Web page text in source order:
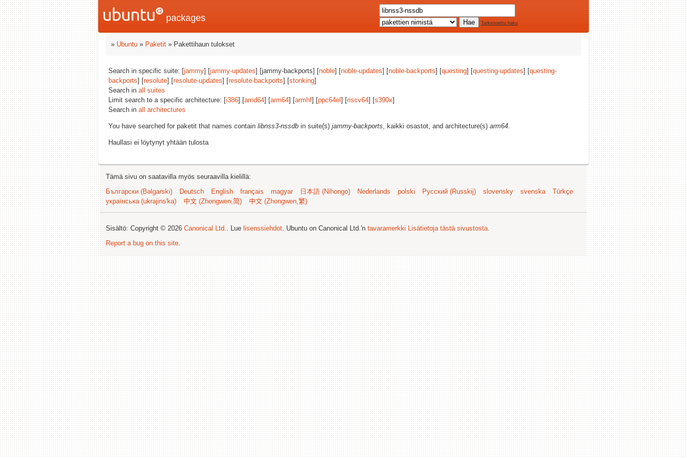
packages Tarkennettu haku
» Ubuntu » Paketit » Pakettihaun tulokset
Search in specific suite: [jammy] [jammy-updates] [jammy-backports] [noble] [noble-updates] [noble-backports] [questing] [questing-updates] [questing-
backports] [resolute] [resolute-updates] [resolute-backports] [stonking]
Search in all suites
Limit search to a specific architecture: [i386] [amd64] [arm64] [armhf] [ppc64el ] [riscv64] [s390x]
Search in all architectures
You have searched for paketit that names contain libnss3-nssdb in suite(s) jammy-backports, kaikki osastot, and architecture(s) arm64.
Haullasi ei löytynyt yhtään tulosta
Tämä sivu on saatavilla myös seuraavilla kielillä:
Български (Bəlgarski)
Deutsch English français magyar 日本語 (Nihongo) Nederlands polski Русский (Russkij) slovensky svenska
Türkçe
українська (ukrajins'ka)
中文 (Zhongwen,简) 中文 (Zhongwen,繁)
Sisältö: Copyright © 2026 Canonical Ltd.. Lue lisenssiehdot. Ubuntu on Canonical Ltd.'n tavaramerkki Lisätietoja tästä sivustosta.
Report a bug on this site.